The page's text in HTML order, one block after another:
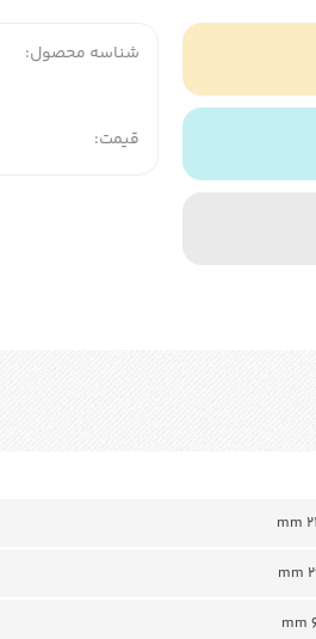
شناسه محصول:
قیمت: